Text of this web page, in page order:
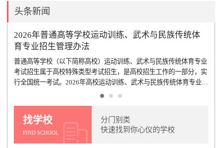
头条新闻
2026年普通高等学校运动训练、武术与民族传统体
育专业招生管理办法
普通高等学校（以下简称高校）运动训练、武术与民族传统体育专业
考试招生属于高校特殊类型考试招生，是高校招生工作的一部分，实
行全国统一考试。2026年高校运动训练、武术与民族传统体育专业招
生工作要深入贯彻党的二十届四中全会和全国教育大会精神，围绕服
统筹做好考试招生各项工作，确保公平公正和安全有序。
山东省高水平高职学校拟立项建设单位名单
山东省教育厅发布《关于山东省高水平高职学校立项建设单位遴选结
果的公示》，正式揭晓山东省高水平高职学校拟立项建设单位名单
找学校
FIND SCHOOL
分门别类
快速找到你心仪的学校